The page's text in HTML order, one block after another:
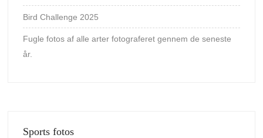
Bird Challenge 2025
Fugle fotos af alle arter fotograferet gennem de seneste
år.
Sports fotos